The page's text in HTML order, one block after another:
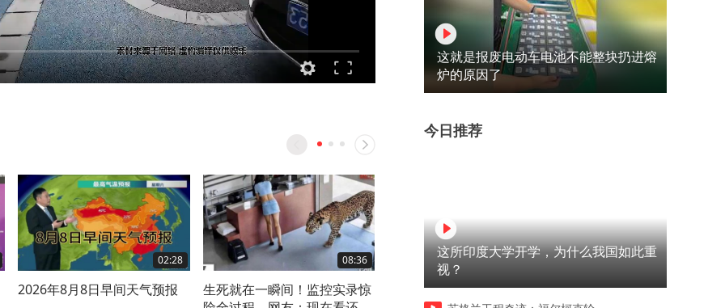
02:28
2026年8月8日早间天气预报
08:36
生死就在一瞬间！监控实录惊
02:37
美少女转身变，已变成战士
老伴炒股挣钱，自己亏了百
这就是报废电动车电池不能整块扔进熔
炉的原因了
今日推荐
这所印度大学开学，为什么我国如此重
视？